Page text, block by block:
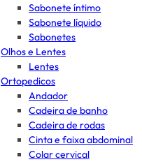
Sabonete íntimo
Sabonete líquido
Sabonetes
Olhos e Lentes
Lentes
Ortopedicos
Andador
Cadeira de banho
Cadeira de rodas
Cinta e faixa abdominal
Colar cervical